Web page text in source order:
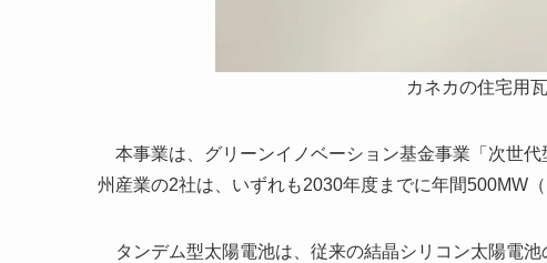
カネカの住宅用
本事業は、グリーンイノベーション基金事業「次世
州産業の2社は、いずれも2030年度までに年間500MW
タンデム型太陽電池は、従来の結晶シリコン太陽電